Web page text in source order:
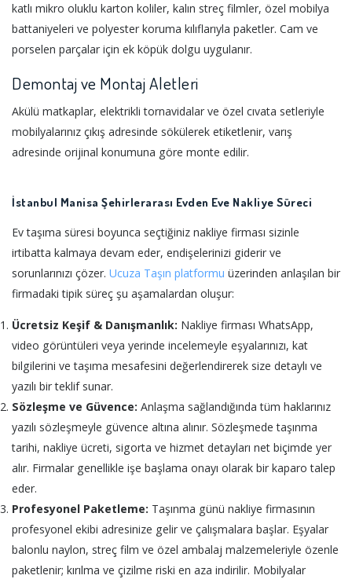
katlı mikro oluklu karton koliler, kalın streç filmler, özel mobilya
battaniyeleri ve polyester koruma kılıflarıyla paketler. Cam ve
porselen parçalar için ek köpük dolgu uygulanır.
Demontaj ve Montaj Aletleri
Akülü matkaplar, elektrikli tornavidalar ve özel cıvata setleriyle
mobilyalarınız çıkış adresinde sökülerek etiketlenir, varış
adresinde orijinal konumuna göre monte edilir.
İstanbul Manisa Şehirlerarası Evden Eve Nakliye Süreci
Ev taşıma süresi boyunca seçtiğiniz nakliye firması sizinle
irtibatta kalmaya devam eder, endişelerinizi giderir ve
sorunlarınızı çözer. Ucuza Taşın platformu üzerinden anlaşılan bir
firmadaki tipik süreç şu aşamalardan oluşur:
Ücretsiz Keşif & Danışmanlık: Nakliye firması WhatsApp,
video görüntüleri veya yerinde incelemeyle eşyalarınızı, kat
bilgilerini ve taşıma mesafesini değerlendirerek size detaylı ve
yazılı bir teklif sunar.
Sözleşme ve Güvence: Anlaşma sağlandığında tüm haklarınız
yazılı sözleşmeyle güvence altına alınır. Sözleşmede taşınma
tarihi, nakliye ücreti, sigorta ve hizmet detayları net biçimde yer
alır. Firmalar genellikle işe başlama onayı olarak bir kaparo talep
eder.
Profesyonel Paketleme: Taşınma günü nakliye firmasının
profesyonel ekibi adresinize gelir ve çalışmalara başlar. Eşyalar
balonlu naylon, streç film ve özel ambalaj malzemeleriyle özenle
paketlenir; kırılma ve çizilme riski en aza indirilir. Mobilyalar